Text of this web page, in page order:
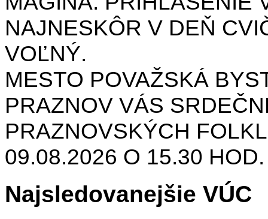
NAJNESKÔR V DEŇ
VOĽNÝ.
MESTO POVAŽSKÁ
PRAZNOV VÁS
PRAZNOVSKÝCH
09.08.2026 O 15.30
Najsledovanejšie VÚC